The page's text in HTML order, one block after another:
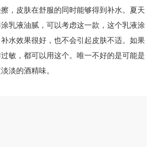
，皮肤在舒服的同时能够得到补水。夏天
乳液油腻，可以考虑这一款，这个乳液涂
水效果很好，也不会引起皮肤不适。如果
敏，都可以用这个。唯一不好的是可能是
淡的酒精味。